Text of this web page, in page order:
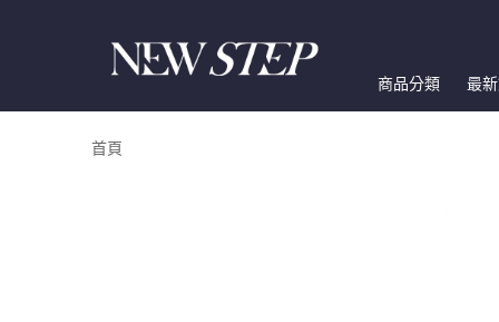
商品分類 最
首頁